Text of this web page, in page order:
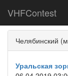
VHFContest
Челябинский
Уральская